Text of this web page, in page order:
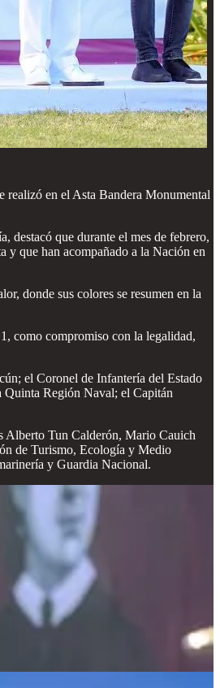
realizó en el Asta Bandera Monumental
destacó que durante el mes de febrero,
y que han acompañado a la Nación en
donde sus colores se resumen en la
como compromiso con la legalidad,
el Coronel de Infantería del Estado
Quinta Región Naval; el Capitán
Alberto Tun Calderón, Mario Cauich
de Turismo, Ecología y Medio
y Guardia Nacional.